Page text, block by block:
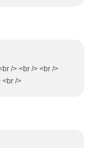
/> <br /> <br />
<br />